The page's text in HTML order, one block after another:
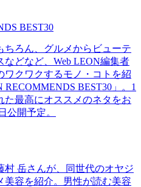
BEST30
ちろん、グルメからビューテ
などなど、Web LEON編集者
ワクワクするモノ・コトを紹
RECOMMENDS BEST30」。1
た最高にオススメのネタをお
公開予定。
村 岳さんが、同世代のオヤジ
美容を紹介。男性が読む美容